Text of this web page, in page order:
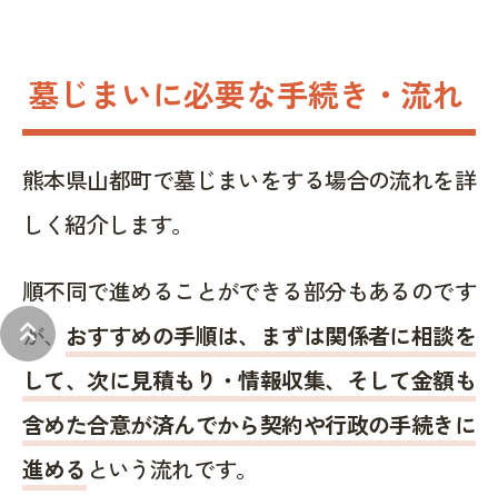
keyboard_double_arrow_up
墓じまいに必要な手続き・流れ
熊本県山都町で墓じまいをする場合の流れを詳
しく紹介します。
順不同で進めることができる部分もあるのです
が、 おすすめの手順は、まずは関係者に相談を
して、次に見積もり・情報収集、そして金額も
含めた合意が済んでから契約や行政の手続きに
進める という流れです。